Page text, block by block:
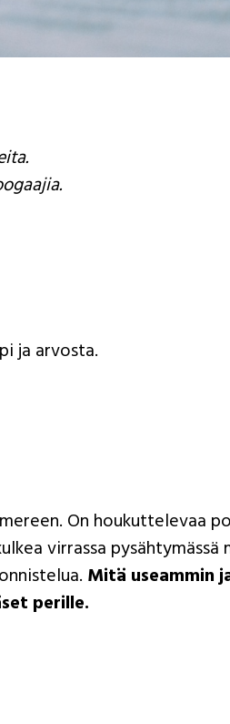
ja arvosta.
On houkuttelevaa
virrassa
Mitä useammin
perille.